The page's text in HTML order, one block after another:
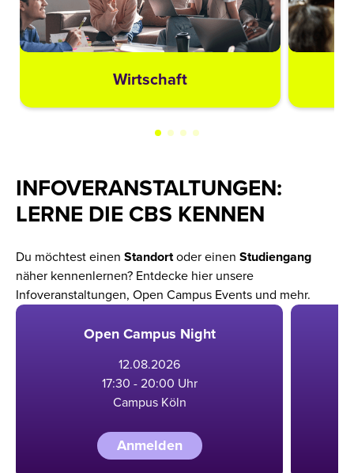
Wirtschaft
INFOVERANSTALTUNGEN:
LERNE DIE CBS KENNEN
Du möchtest einen Standortoder einen Studiengang
näher kennenlernen? Entdecke hier unsere
Infoveranstaltungen, Open Campus Events und mehr.
Open Campus Night
12.08.2026
17:30 - 20:00 Uhr
Campus Köln
Anmelden